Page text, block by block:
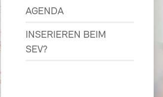
AGENDA
INSERIEREN BEIM
SEV?